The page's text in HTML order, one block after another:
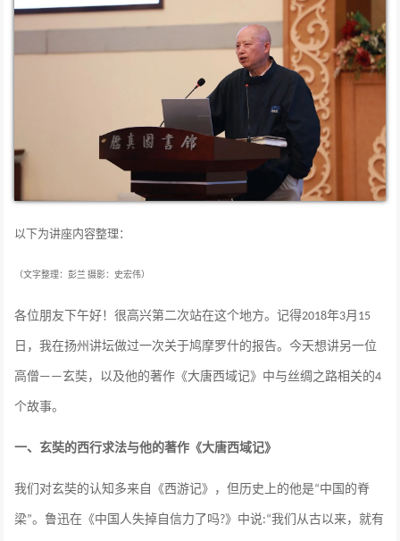
以下为讲座内容整理：
（文字整理：彭兰 摄影：史宏伟）
各位朋友下午好！很高兴第二次站在这个地方。记得2018年3月 15
日，我在扬州讲坛做过一次关于鸠摩罗什的报告。今天想讲另一位
高僧——玄奘，以及他的著作《大唐西域记》中与丝绸之路相关的4
个故事。
一、玄奘的西行求法与他的著作《大唐西域记》
我们对玄奘的认知多来自《西游记》，但历史上的他是“中国的脊
梁”。鲁迅在《中国人失掉自信力了吗?》中说:“我们从古以来，就有